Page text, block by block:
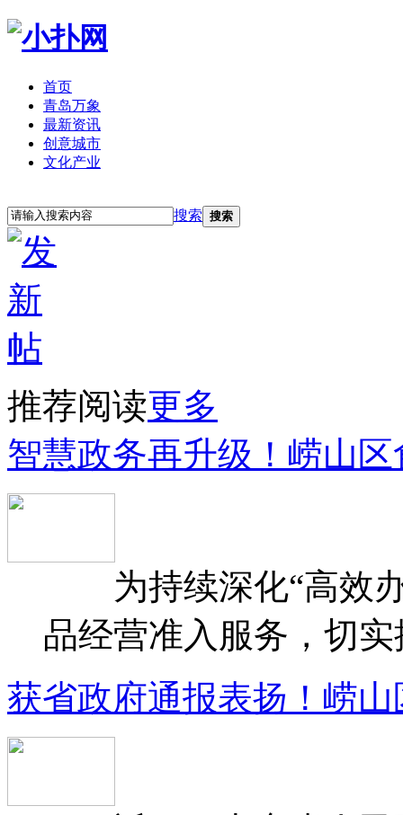
首页
青岛万象
最新资讯
创意城市
文化产业
搜索 搜索
推荐阅读更多
智慧政务再升级！崂山
为持续深化“高效办
品经营准入服务，切
获省政府通报表扬！崂